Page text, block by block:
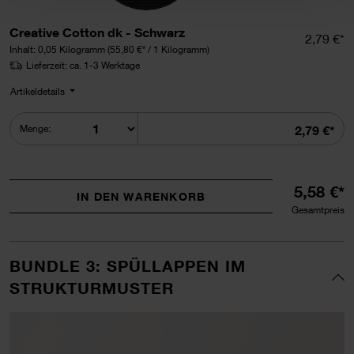
Creative Cotton dk - Schwarz
Inhalt: 0,05 Kilogramm (55,80 €* / 1 Kilogramm)
2,79 €*
Summe
2,79 €*
Lieferzeit: ca. 1-3 Werktage
Artikeldetails
Menge:
IN DEN WARENKORB 5,58 €*
Gesamtpreis
BUNDLE 3: SPÜLLAPPEN IM
STRUKTURMUSTER